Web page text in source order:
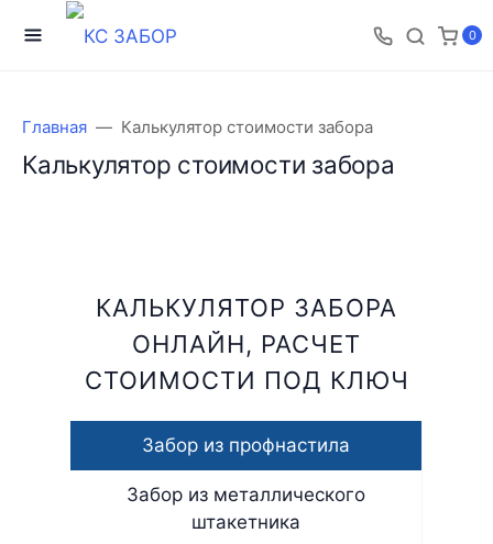
0
Главная Калькулятор стоимости забора
Калькулятор стоимости забора
КАЛЬКУЛЯТОР ЗАБОРА
ОНЛАЙН, РАСЧЕТ
СТОИМОСТИ ПОД КЛЮЧ
Забор из профнастила
Забор из металлического
штакетника